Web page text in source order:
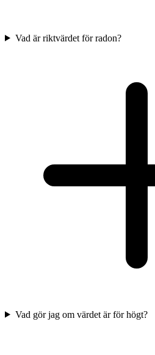
Vad är riktvärdet för radon?
Vad gör jag om värdet är för högt?